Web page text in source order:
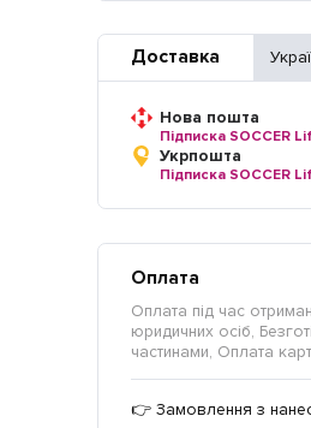
Доставка
Нова пошта
Підписка SOCCER
Укрпошта
Підписка SOCCER
Оплата
Оплата під час
юридичних осіб,
частинами, Оплата
👉 Замовлення з